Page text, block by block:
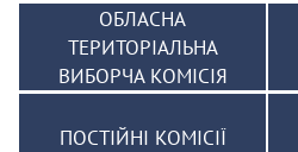
ОБЛАСНА
ТЕРИТОРІАЛЬНА
ВИБОРЧА КОМІСІЯ
ПОСТІЙНІ КОМІСІЇ